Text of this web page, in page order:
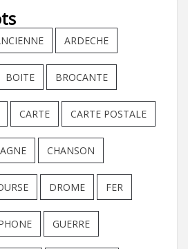
ARDECHE
BOITE BROCANTE
CARTE CARTE POSTALE
CHANSON
DROME FER
GUERRE